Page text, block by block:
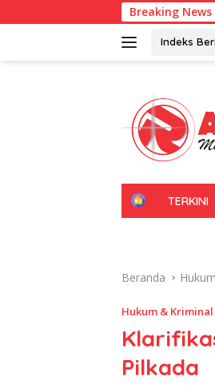
ke
Breaking News
Indeks
H
TERKINI
Beranda
Hukum & Kriminal
Pilkada